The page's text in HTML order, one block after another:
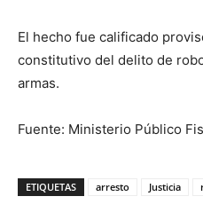
El hecho fue calificado
constitutivo del delito de
armas.
Fuente: Ministerio Público
ETIQUETAS arresto Justicia